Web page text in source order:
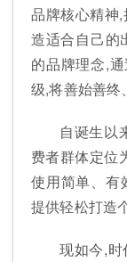
品牌核心精神
造适合自己的
的品牌理念,
级,将善始善终
自诞生以
费者群体定位
使用简单、有
提供轻松打造
现如今,